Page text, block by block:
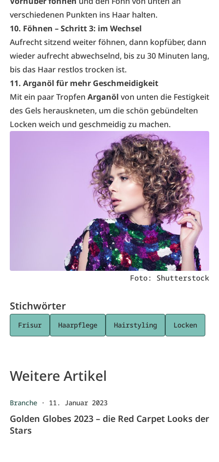
verschiedenen Punkten ins Haar halten.
10. Föhnen – Schritt 3: im Wechsel
Aufrecht sitzend weiter föhnen, dann kopfüber, dann
wieder aufrecht abwechselnd, bis zu 30 Minuten lang,
bis das Haar restlos trocken ist.
11. Arganöl für mehr Geschmeidigkeit
Mit ein paar Tropfen Arganöl von unten die Festigkeit
des Gels herauskneten, um die schön gebündelten
Locken weich und geschmeidig zu machen.
Foto: Shutterstock
Stichwörter
Frisur Haarpflege Hairstyling Locken
Weitere Artikel
Branche · 11. Januar 2023
Golden Globes 2023 – die Red Carpet Looks der
Stars